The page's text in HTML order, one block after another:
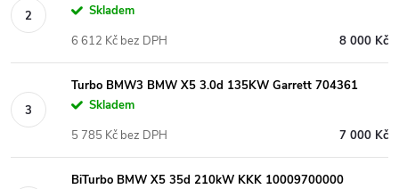
Skladem
8 000 Kč
6 612 Kč bez DPH
Turbo BMW3 BMW X5 3.0d 135KW Garrett 704361
Skladem
7 000 Kč
5 785 Kč bez DPH
BiTurbo BMW X5 35d 210kW KKK 10009700000